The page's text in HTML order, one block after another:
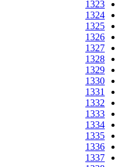
1323
1324
1325
1326
1327
1328
1329
1330
1331
1332
1333
1334
1335
1336
1337